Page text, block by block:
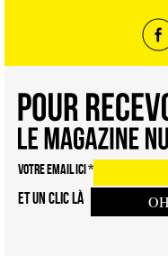
VOTRE EMAIL ICI*
ET UN CLIC LÀ